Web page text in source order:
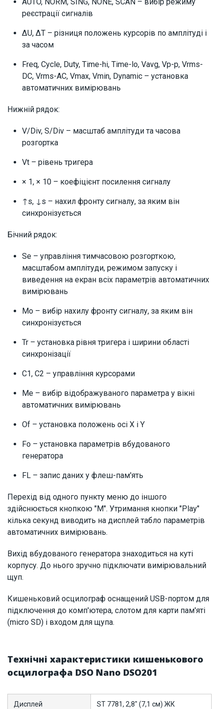
реєстрації сигналів
ΔU, ΔT – різниця положень курсорів по амплітуді і
за часом
Freq, Cycle, Duty, Time-hi, Time-lo, Vavg, Vp-p, Vrms-
DC, Vrms-AC, Vmax, Vmin, Dynamic – установка
автоматичних вимірювань
Нижній рядок:
V/Div, S/Div – масштаб амплітуди та часова
розгортка
Vt – рівень тригера
× 1, × 10 – коефіцієнт посилення сигналу
↑s, ↓s – нахил фронту сигналу, за яким він
синхронізується
Бічний рядок:
Se – управління тимчасовою розгорткою,
масштабом амплітуди, режимом запуску і
виведення на екран всіх параметрів автоматичних
вимірювань
Mo – вибір нахилу фронту сигналу, за яким він
синхронізується
Tr – установка рівня тригера і ширини області
синхронізації
C1, C2 – управління курсорами
Me – вибір відображуваного параметра у вікні
автоматичних вимірювань
Of – установка положень осі Х і Y
Fo – установка параметрів вбудованого
генератора
FL – запис даних у флеш-пам'ять
Перехід від одного пункту меню до іншого
здійснюється кнопкою "М". Утримання кнопки "Play"
кілька секунд виводить на дисплей табло параметрів
автоматичних вимірювань.
Вихід вбудованого генератора знаходиться на куті
корпусу. До нього зручно підключати вимірювальний
щуп.
Кишеньковий осцилограф оснащений USB-портом для
підключення до комп'ютера, слотом для карти пам'яті
(micro SD) і входом для щупа.
Технічні характеристики кишенькового
осцилографа DSO Nano DSO201
Дисплей ST 7781, 2,8" (7,1 см) ЖК